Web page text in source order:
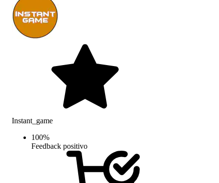
Instant_game
100%
Feedback positivo